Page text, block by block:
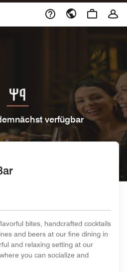
verfügbar
bites, handcrafted cocktails
and beers at our fine dining in
and relaxing setting at our
you can socialize and